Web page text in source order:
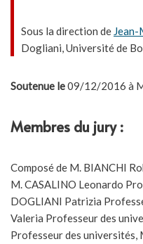
Sous la direction de
Dogliani, Université de
Soutenue le09/12/2016 à
Membres du jury :
Composé de M. BIANCHI
M. CASALINO Leonardo
DOGLIANI Patrizia
Valeria Professeur des
Professeur des universités,